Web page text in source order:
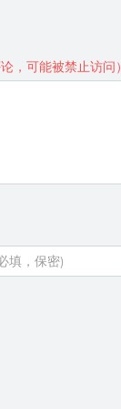
，可能被禁止访问）